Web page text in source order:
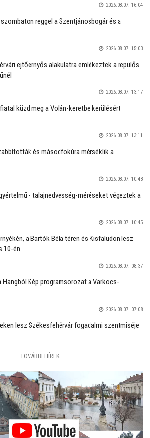
2026.08.07. 16:04
reggel a Szentjánosbogár és a
2026.08.07. 15:03
ejtőernyős alakulatra emlékeztek a repülős
2026.08.07. 13:17
küzd meg a Volán-keretbe kerülésért
2026.08.07. 13:11
és másodfokúra mérséklik a
2026.08.07. 10:48
- talajnedvesség-méréseket végeztek a
2026.08.07. 10:45
a Bartók Béla téren és Kisfaludon lesz
10-én
2026.08.07. 08:37
Kép programsorozat a Varkocs-
2026.08.07. 07:08
lesz Székesfehérvár fogadalmi szentmiséje
TOVÁBBI HÍREK